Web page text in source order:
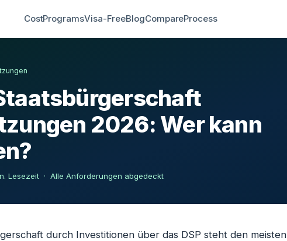
CostProgramsVisa-FreeBlogCompareProcess
2026: Wer kann
Lesezeit · Alle Anforderungen abgedeckt
durch Investitionen über das DSP steht den meisten